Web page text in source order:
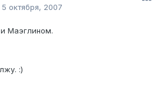
5 октября, 2007
Маэглином.
:)